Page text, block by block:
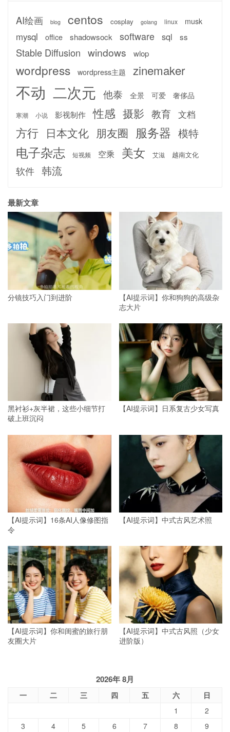
AI绘画 blog centos cosplay golang linux musk
mysql office shadowsock software sql ss
Stable Diffusion windows wlop
wordpress wordpress主题 zinemaker
不动 二次元 他泰 全景 可爱 奢侈品
寒潮 小说 影视制作 性感 摄影 教育 文档
方行 日本文化 朋友圈 服务器 模特
电子杂志 短视频 空乘 美女 艾滋 越南文化
软件 韩流
最新文章
分镜技巧入门到进阶
【AI提示词】你和狗狗的高级杂
志大片
黑衬衫+灰半裙，这些小细节打
破上班沉闷
【AI提示词】日系复古少女写真
【AI提示词】16条AI人像修图指
令
【AI提示词】中式古风艺术照
【AI提示词】你和闺蜜的旅行朋
友圈大片
【AI提示词】中式古风照（少女
进阶版）
2026年 8月
一 二 三 四 五 六
日
1
2
3
4 5 6 7 8
9